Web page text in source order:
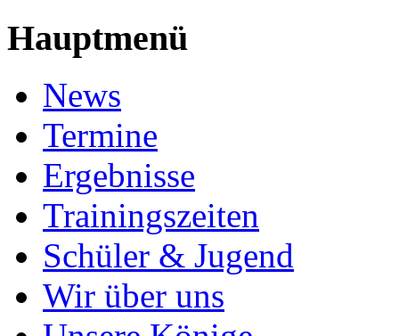
Hauptmenü
News
Termine
Ergebnisse
Trainingszeiten
Schüler & Jugend
Wir über uns